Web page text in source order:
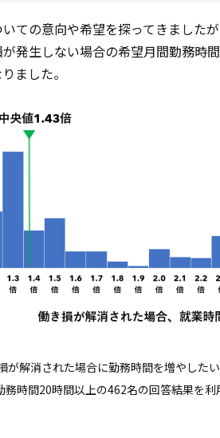
ての意向や希望を探ってきました
発生しない場合の希望月間勤務
ました。
が解消された場合に勤務時間を増やし
時間20時間以上の462名の回答結果を利